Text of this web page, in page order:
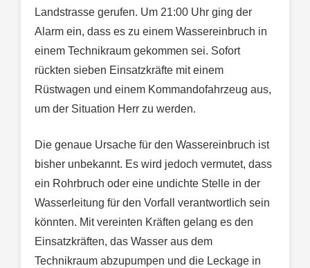
Landstrasse gerufen. Um 21:00 Uhr ging der
Alarm ein, dass es zu einem Wassereinbruch in
einem Technikraum gekommen sei. Sofort
rückten sieben Einsatzkräfte mit einem
Rüstwagen und einem Kommandofahrzeug aus,
um der Situation Herr zu werden.
Die genaue Ursache für den Wassereinbruch ist
bisher unbekannt. Es wird jedoch vermutet, dass
ein Rohrbruch oder eine undichte Stelle in der
Wasserleitung für den Vorfall verantwortlich sein
könnten. Mit vereinten Kräften gelang es den
Einsatzkräften, das Wasser aus dem
Technikraum abzupumpen und die Leckage in